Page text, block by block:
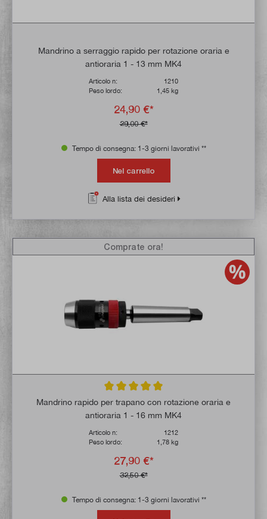
Mandrino a serraggio rapido per rotazione oraria e
antioraria 1 - 13 mm MK4
Articolo n:
1210
Peso lordo:
1,45 kg
24,90 €*
29,00 €*
Tempo di consegna: 1-3 giorni lavorativi **
Nel carrello
Alla lista dei desideri
Valutazione media di 5 su 5 stelle
Mandrino rapido per trapano con rotazione oraria e
antioraria 1 - 16 mm MK4
Articolo n:
1212
Peso lordo:
1,78 kg
27,90 €*
32,50 €*
Comprate ora!
Tempo di consegna: 1-3 giorni lavorativi **